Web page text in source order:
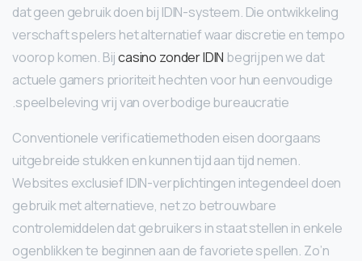
dat geen gebruik doen bij IDIN-systeem. Die ontwikkeling
verschaft spelers het alternatief waar discretie en tempo
voorop komen. Bijcasino zonder IDIN begrijpen we dat
actuele gamers prioriteit hechten voor hun eenvoudige
speelbeleving vrij van overbodige bureaucratie.
Conventionele verificatiemethoden eisen doorgaans
uitgebreide stukken en kunnen tijd aan tijd nemen.
Websites exclusief IDIN-verplichtingen integendeel doen
gebruik met alternatieve, net zo betrouwbare
controlemiddelen dat gebruikers in staat stellen in enkele
ogenblikken te beginnen aan de favoriete spellen. Zo’n